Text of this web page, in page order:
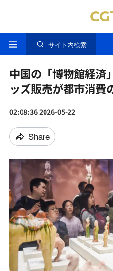
サイト内検索
中国の「博物館経済
ッズ販売が都市消費
02:08:36 2026-05-22
Share